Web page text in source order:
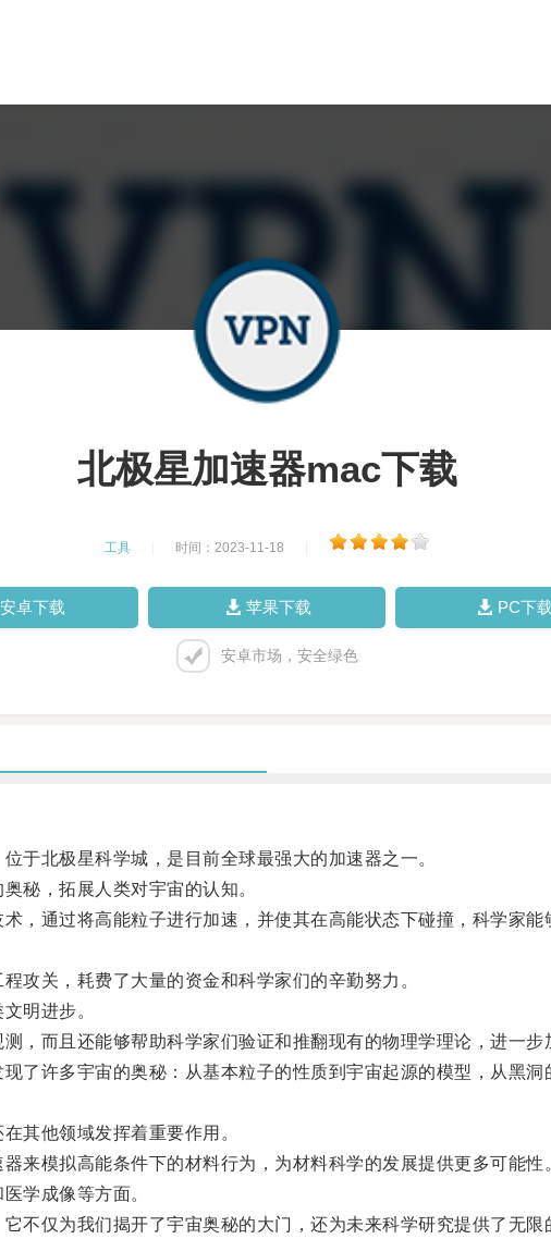
北极星加速器mac下载
工具 时间：2023-11-18
安卓下载 苹果下载 PC下载
安卓市场，安全绿色
北极星科学城，是目前全球最强大的加速器之一。
，拓展人类对宇宙的认知。
通过将高能粒子进行加速，并使其在高能状态下碰撞，科学家能
关，耗费了大量的资金和科学家们的辛勤努力。
明进步。
而且还能够帮助科学家们验证和推翻现有的物理学理论，进一步
许多宇宙的奥秘：从基本粒子的性质到宇宙起源的模型，从黑洞
其他领域发挥着重要作用。
模拟高能条件下的材料行为，为材料科学的发展提供更多可能性
学成像等方面。
仅为我们揭开了宇宙奥秘的大门，还为未来科学研究提供了无限